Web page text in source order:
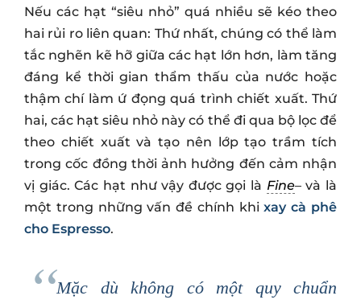
Nếu các hạt “siêu nhỏ” quá nhiều sẽ kéo theo
hai rủi ro liên quan: Thứ nhất, chúng có thể làm
tắc nghẽn kẽ hỡ giữa các hạt lớn hơn, làm tăng
đáng kể thời gian thẩm thấu của nước hoặc
thậm chí làm ứ đọng quá trình chiết xuất. Thứ
hai, các hạt siêu nhỏ này có thể đi qua bộ lọc để
theo chiết xuất và tạo nên lớp tạo trầm tích
trong cốc đồng thời ảnh hưởng đến cảm nhận
vị giác. Các hạt như vậy được gọi là Fine– và là
một trong những vấn đề chính khixay cà phê
cho Espresso.
Mặc dù không có một quy chuẩn